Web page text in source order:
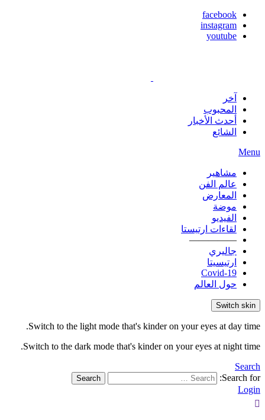
facebook
instagram
youtube
آخر
المحبوب
أحدث الأخبار
الشائع
Menu
مشاهير
عالم الفن
المعارض
موضة
الفيديو
لقاءات ارتيستا
—————
جاليري
ارتيسيتا
Covid-19
حول العالم
Switch skin
Switch to the light mode that's kinder on your eyes at day time.
Switch to the dark mode that's kinder on your eyes at night time.
Search
Search for:
Search
Login